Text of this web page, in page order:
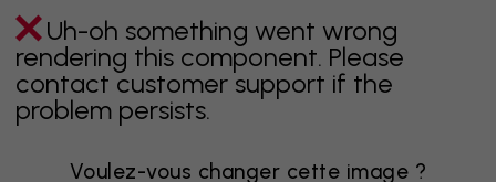
Uh-oh something went wrong
rendering this component. Please
contact customer support if the
problem persists.
Voulez-vous changer cette image ?